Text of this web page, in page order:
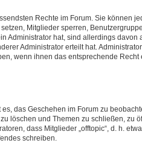
Rechte im Forum. Sie können
Mitglieder sperren,
Administrator hat, sind allerdings
Administrator erteilt hat.
wenn ihnen das entsprechende Recht
das Geschehen im Forum zu
löschen und Themen zu schließen, zu
dass Mitglieder „offtopic“, d. h.
schreiben.